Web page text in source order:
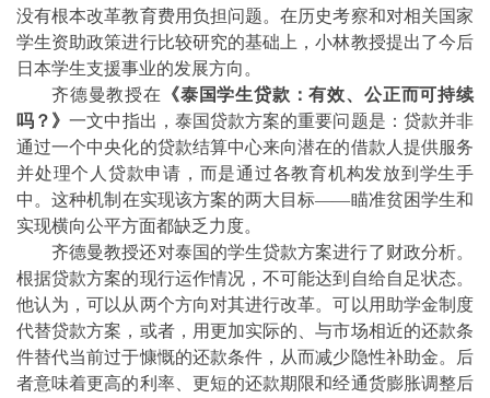
没有根本改革教育费用负担问题。在历史考察和对相关国家
学生资助政策进行比较研究的基础上，小林教授提出了今后
日本学生支援事业的发展方向。
齐德曼教授在
《泰国学生贷款：有效、公正而可持续
吗？》一文中指出，泰国贷款方案的重要问题是：贷款并非
通过一个中央化的贷款结算中心来向潜在的借款人提供服务
并处理个人贷款申请，而是通过各教育机构发放到学生手
中。这种机制在实现该方案的两大目标——瞄准贫困学生和
实现横向公平方面都缺乏力度。
齐德曼教授还对泰国的学生贷款方案进行了财政分析。
根据贷款方案的现行运作情况，不可能达到自给自足状态。
他认为，可以从两个方向对其进行改革。可以用助学金制度
代替贷款方案，或者，用更加实际的、与市场相近的还款条
件替代当前过于慷慨的还款条件，从而减少隐性补助金。后
者意味着更高的利率、更短的还款期限和经通货膨胀调整后